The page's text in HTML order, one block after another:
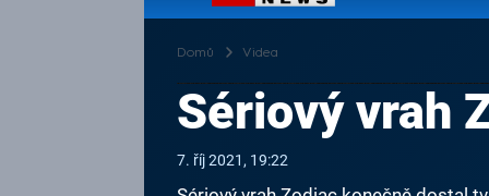
Pořady
Domů Videa
Sériový vrah
7. říj 2021, 19:22